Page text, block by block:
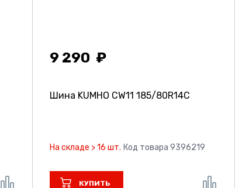
9 290
Шина KUMHO CW11185/80R14C
На складе > 16 шт. Код товара 9396219
КУПИТЬ